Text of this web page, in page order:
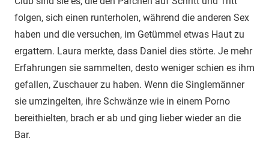
folgen, sich einen runterholen, während die anderen Sex
haben und die versuchen, im Getümmel etwas Haut zu
ergattern. Laura merkte, dass Daniel dies störte. Je mehr
Erfahrungen sie sammelten, desto weniger schien es ihm
gefallen, Zuschauer zu haben. Wenn die Singlemänner
sie umzingelten, ihre Schwänze wie in einem Porno
bereithielten, brach er ab und ging lieber wieder an die
Bar.